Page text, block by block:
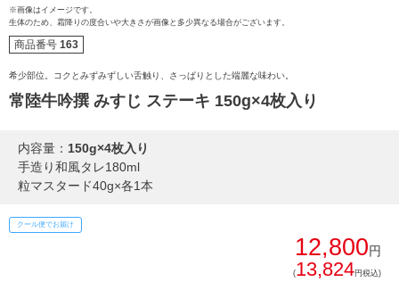
ご注文ガイド
熨斗・カード
イイジマとは
すき焼き
※画像はイメージです。
生体のため、霜降りの度合いや大きさが画像と多少異なる場合がございます。
商品番号 163
希少部位。コクとみずみずしい舌触り、さっぱりとした端麗な味わい。
常陸牛吟撰 みすじ ステーキ 150g×4枚入り
内容量： 150g×4枚入り
手造り和風タレ180ml
粒マスタード40g×各1本
クール便でお届け
12,800円
(13,824円税込)